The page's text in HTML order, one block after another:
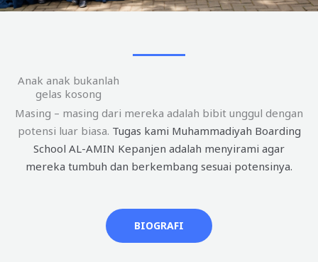
Anak anak bukanlah
gelas kosong
Masing – masing dari mereka adalah bibit unggul dengan
potensi luar biasa. Tugas kami Muhammadiyah Boarding
School AL-AMIN Kepanjen adalah menyirami agar
mereka tumbuh dan berkembang sesuai potensinya.
BIOGRAFI